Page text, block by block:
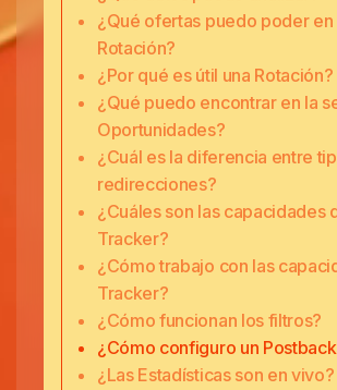
¿Qué ofertas puedo poder en
Rotación?
¿Por qué es útil una Rotación?
¿Qué puedo encontrar en la
Oportunidades?
¿Cuál es la diferencia entre
redirecciones?
¿Cuáles son las capacidades
Tracker?
¿Cómo trabajo con las
Tracker?
¿Cómo funcionan los filtros?
¿Cómo configuro un
¿Las Estadísticas son en vivo?